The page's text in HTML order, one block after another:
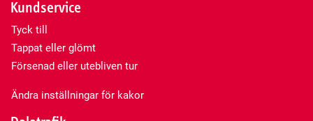
Kundservice
Tyck till
Tappat eller glömt
Försenad eller utebliven tur
Ändra inställningar för kakor